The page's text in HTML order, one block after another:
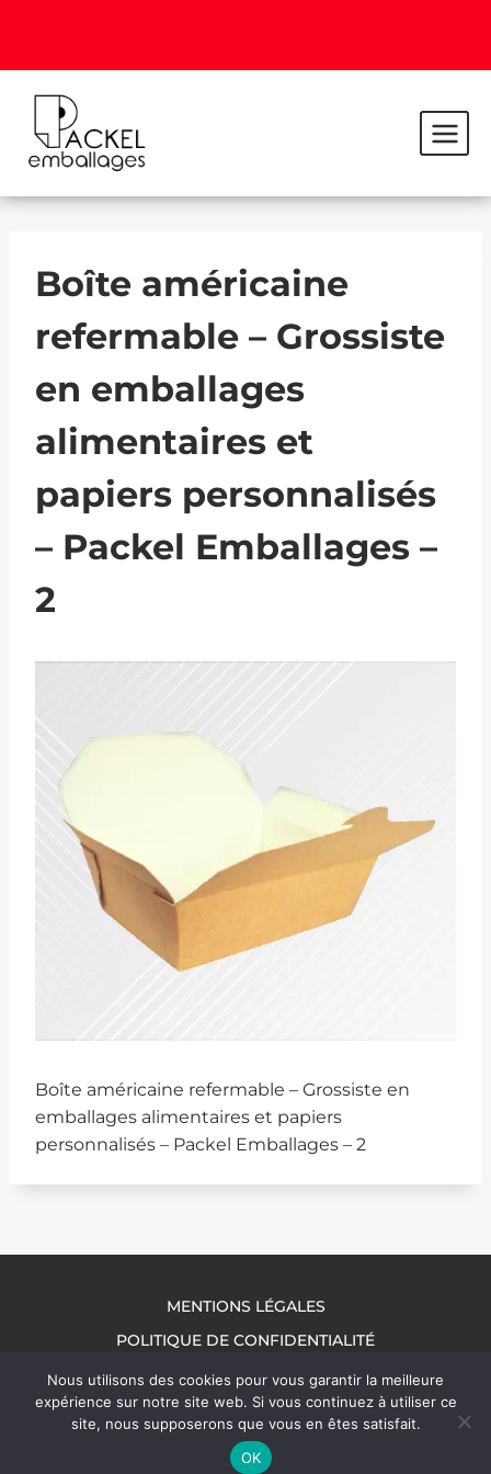
Boîte américaine
refermable – Grossiste
en emballages
alimentaires et
papiers personnalisés
– Packel Emballages –
2
Boîte américaine refermable – Grossiste en
emballages alimentaires et papiers
personnalisés – Packel Emballages – 2
MENTIONS LÉGALES
POLITIQUE DE CONFIDENTIALITÉ
NOUS CONTACTER
Nous utilisons des cookies pour vous garantir la meilleure
expérience sur notre site web. Si vous continuez à utiliser ce
site, nous supposerons que vous en êtes satisfait.
OK